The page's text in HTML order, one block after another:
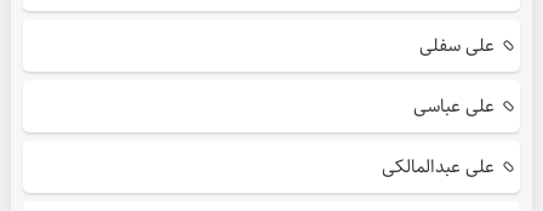
علی سفلی
علی عباسی
علی عبدالمالکی